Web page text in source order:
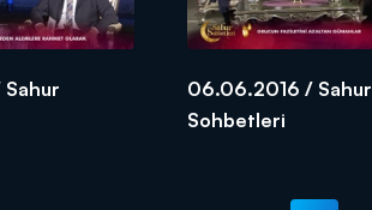
06.06.2016 / Sahur
Sohbetleri